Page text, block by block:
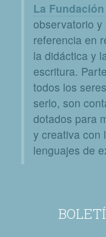
La
observatorio y
referencia en
la didáctica y
escritura.
todos los
serlo, son
dotados para
y creativa con
lenguajes de